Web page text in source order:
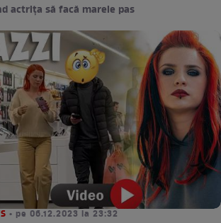
actrița să facă marele pas
• pe 06.12.2023 la 23:32